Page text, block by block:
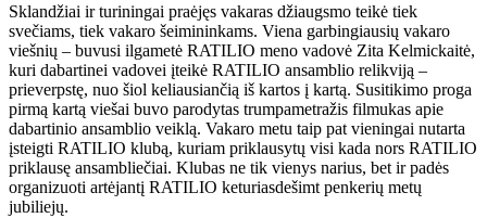
Sklandžiai ir turiningai praėjęs vakaras džiaugsmo teikė tiek
svečiams, tiek vakaro šeimininkams. Viena garbingiausių vakaro
viešnių – buvusi ilgametė RATILIO meno vadovė Zita Kelmickaitė,
kuri dabartinei vadovei įteikė RATILIO ansamblio relikviją –
prieverpstę, nuo šiol keliausiančią iš kartos į kartą. Susitikimo proga
pirmą kartą viešai buvo parodytas trumpametražis filmukas apie
dabartinio ansamblio veiklą. Vakaro metu taip pat vieningai nutarta
įsteigti RATILIO klubą, kuriam priklausytų visi kada nors RATILIO
priklausę ansambliečiai. Klubas ne tik vienys narius, bet ir padės
organizuoti artėjantį RATILIO keturiasdešimt penkerių metų
jubiliejų.